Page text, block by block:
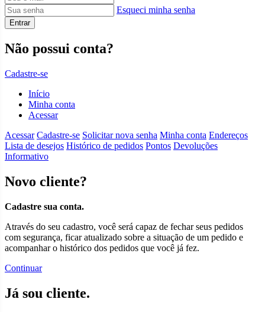
Esqueci minha senha
Entrar
Não possui conta?
Cadastre-se
Início
Minha conta
Acessar
Acessar Cadastre-se Solicitar nova senha Minha conta Endereços
Lista de desejos Histórico de pedidos Pontos Devoluções
Informativo
Novo cliente?
Cadastre sua conta.
Através do seu cadastro, você será capaz de fechar seus pedidos
com segurança, ficar atualizado sobre a situação de um pedido e
acompanhar o histórico dos pedidos que você já fez.
Continuar
Já sou cliente.